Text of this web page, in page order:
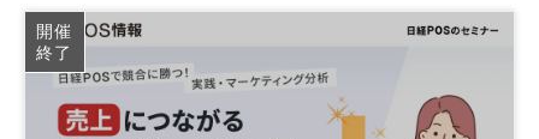
データ
参加無料
開催
終了